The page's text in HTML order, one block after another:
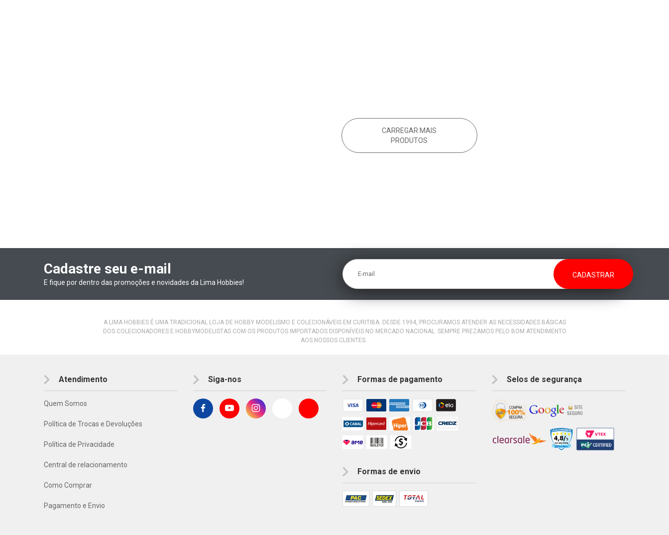
CARREGAR MAIS
PRODUTOS
Cadastre seu e-mail
E fique por dentro das promoções e novidades da Lima Hobbies!
E-mail
A LIMA HOBBIES É UMA TRADICIONAL LOJA DE HOBBY MODELISMO E COLECIONÁVEIS EM CURITIBA. DESDE 1994, PROCURAMOS ATENDER AS NECESSIDADES BÁSICAS
DOS COLECIONADORES E HOBBYMODELISTAS COM OS PRODUTOS IMPORTADOS DISPONÍVEIS NO MERCADO NACIONAL. SEMPRE PREZAMOS PELO BOM ATENDIMENTO
AOS NOSSOS CLIENTES.
Atendimento
Quem Somos
Política de Trocas e Devoluções
Política de Privacidade
Central de relacionamento
Como Comprar
Pagamento e Envio
Siga-nos Formas de pagamento
Formas de envio
Selos de segurança